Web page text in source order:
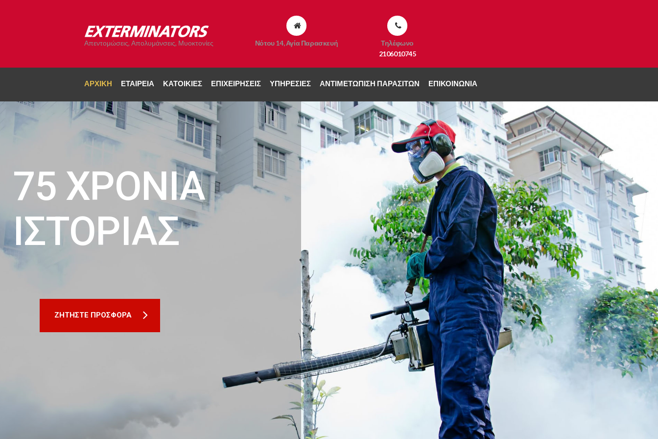
Απεντομώσεις, Απολυμάνσεις, Μυοκτονίες Νότου 14, Αγία Παρασκευή
Τηλέφωνο
2106010745
ΑΡΧΙΚΉ ΕΤΑΙΡΕΊΑ ΚΑΤΟΙΚΊΕΣ ΕΠΙΧΕΙΡΉΣΕΙΣ ΥΠΗΡΕΣΊΕΣ ΑΝΤΙΜΕΤΏΠΙΣΗ ΠΑΡΑΣΊΤΩΝ ΕΠΙΚΟΙΝΩΝΊΑ
75 ΧΡΟΝΙΑ
ΙΣΤΟΡΙΑΣ
ΖΗΤΗΣΤΕ ΠΡΟΣΦΟΡΑ